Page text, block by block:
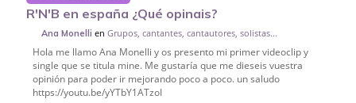
R'N'B en españa ¿Qué opinais?
Ana Monelli enGrupos, cantantes, cantautores, solistas...
Hola me llamo Ana Monelli y os presento mi primer videoclip y
single que se titula mine. Me gustaría que me dieseis vuestra
opinión para poder ir mejorando poco a poco. un saludo
https://youtu.be/yYTbY1ATzoI